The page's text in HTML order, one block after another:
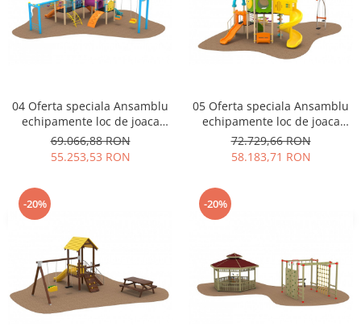
04 Oferta speciala Ansamblu
echipamente loc de joaca
Scara 2 Tobogane 3
Cataratoare Figurina arc
Carusel
69.066,88 RON
55.253,53 RON
05 Oferta speciala Ansamblu
echipamente loc de joaca
Scara 2 Tobogane 2
Cataratoare Carusel arc
Bancuta si Leagan
72.729,66 RON
58.183,71 RON
-20% -20%